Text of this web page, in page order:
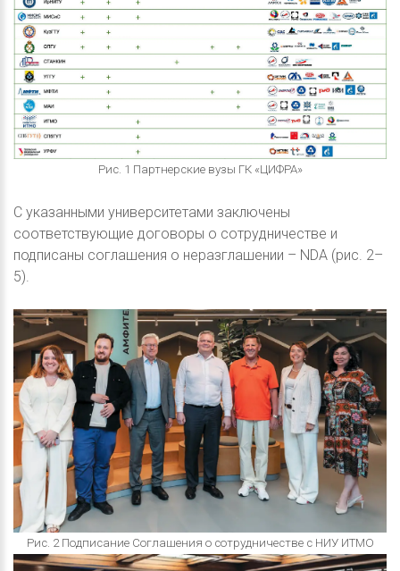
Рис. 1 Партнерские вузы ГК «ЦИФРА»
С указанными университетами заключены
соответствующие договоры о сотрудничестве и
подписаны соглашения о неразглашении – NDA (рис. 2–
5).
Рис. 2 Подписание Соглашения о сотрудничестве с НИУ ИТМО